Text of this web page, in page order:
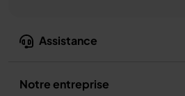
Assistance
Notre entreprise